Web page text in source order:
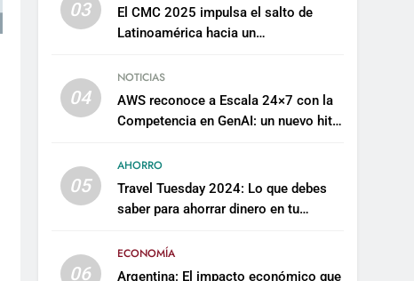
03
El CMC 2025 impulsa el salto de
Latinoamérica hacia un
sostenible
04
NOTICIAS
AWS reconoce a Escala 24×7 con la
Competencia en GenAI: un nuevo hito
artificial empresarial
05
AHORRO
Travel Tuesday 2024: Lo que debes
saber para ahorrar dinero en tu
06
ECONOMÍA
Argentina: El impacto económico que